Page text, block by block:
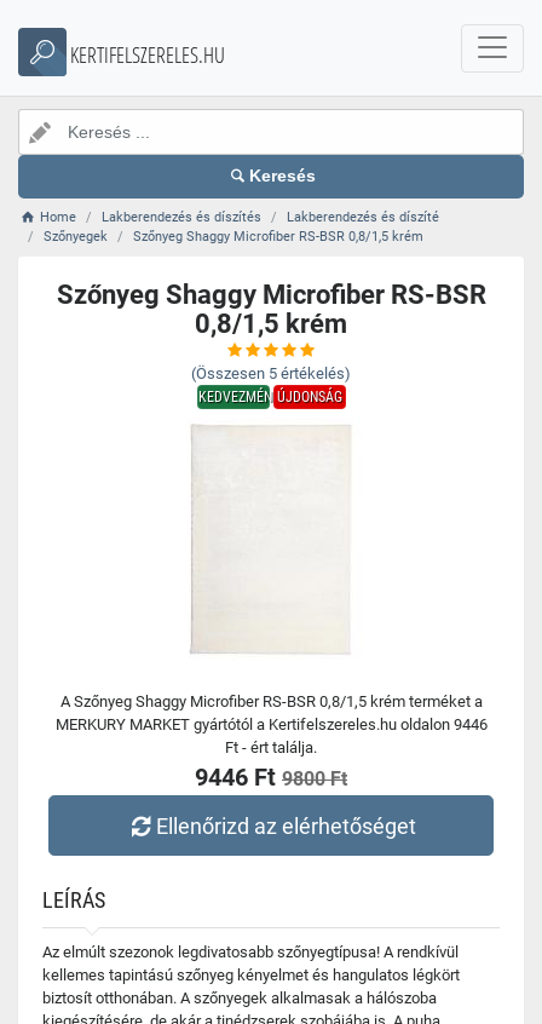
KERTIFELSZERELES.HU
Keresés
Home Lakberendezés és díszítés
Lakberendezés és díszíté
Szőnyegek
Szőnyeg Shaggy Microfiber RS-BSR 0,8/1,5 krém
Szőnyeg Shaggy Microfiber RS-BSR
0,8/1,5 krém
(Összesen 5 értékelés)
KEDVEZMÉNYÚJDONSÁG
A Szőnyeg Shaggy Microfiber RS-BSR 0,8/1,5 krém terméket a
MERKURY MARKET gyártótól a Kertifelszereles.hu oldalon 9446
Ft - ért találja.
9446 Ft 9800 Ft
Ellenőrizd az elérhetőséget
LEÍRÁS
Az elmúlt szezonok legdivatosabb szőnyegtípusa! A rendkívül
kellemes tapintású szőnyeg kényelmet és hangulatos légkört
biztosít otthonában. A szőnyegek alkalmasak a hálószoba